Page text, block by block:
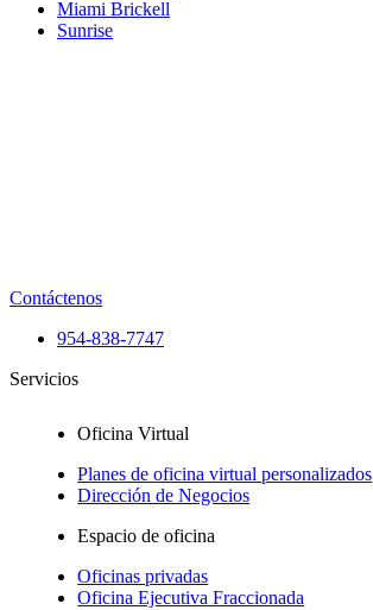
Miami Brickell
Sunrise
Contáctenos
954-838-7747
Servicios
Oficina Virtual
Planes de oficina virtual personalizados
Dirección de Negocios
Espacio de oficina
Oficinas privadas
Oficina Ejecutiva Fraccionada